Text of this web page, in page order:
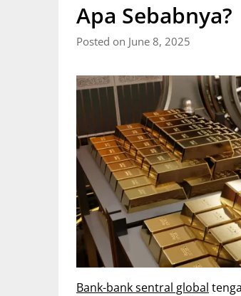
Apa Sebabnya?
Posted on June 8, 2025
Bank-bank sentral global